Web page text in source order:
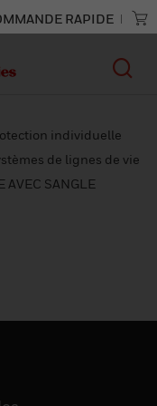
RAPIDE
individuelle
de lignes de vie
AVEC SANGLE